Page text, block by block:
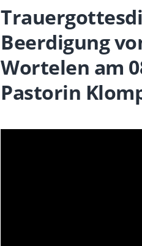
Beerdigung
Wortelen am
Pastorin